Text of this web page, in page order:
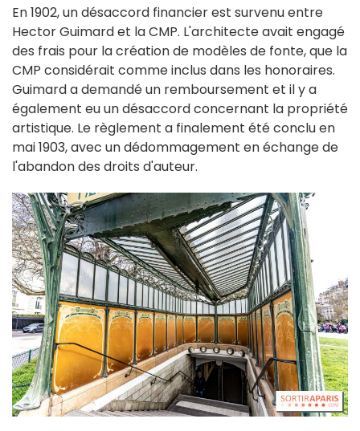
En 1902, un désaccord financier est survenu entre
Hector Guimard et la CMP. L'architecte avait engagé
des frais pour la création de modèles de fonte, que la
CMP considérait comme inclus dans les honoraires.
Guimard a demandé un remboursement et il y a
également eu un désaccord concernant la propriété
artistique. Le règlement a finalement été conclu en
mai 1903, avec un dédommagement en échange de
l'abandon des droits d'auteur.